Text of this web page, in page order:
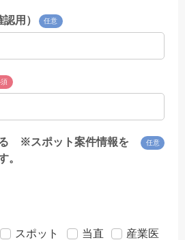
用） 任意
須
※スポット案件情報を
。
任意
スポット 当直
産業医